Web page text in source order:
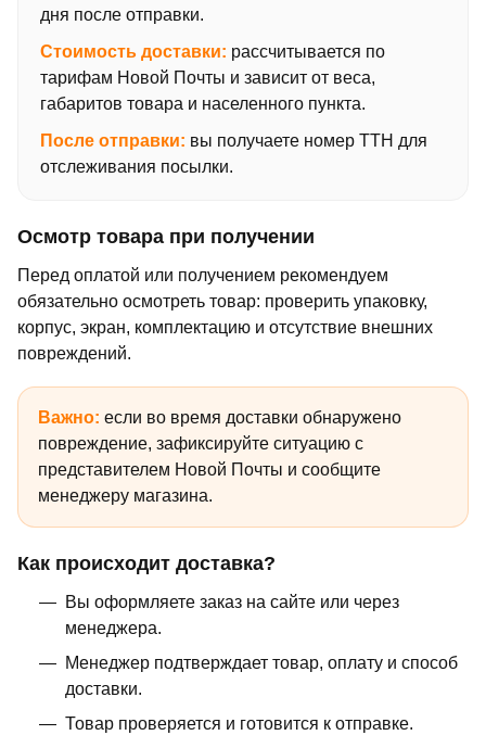
дня после отправки.
Стоимость доставки: рассчитывается по
тарифам Новой Почты и зависит от веса,
габаритов товара и населенного пункта.
После отправки: вы получаете номер ТТН для
отслеживания посылки.
Осмотр товара при получении
Перед оплатой или получением рекомендуем
обязательно осмотреть товар: проверить упаковку,
корпус, экран, комплектацию и отсутствие внешних
повреждений.
Важно: если во время доставки обнаружено
повреждение, зафиксируйте ситуацию с
представителем Новой Почты и сообщите
менеджеру магазина.
Как происходит доставка?
Вы оформляете заказ на сайте или через
менеджера.
Менеджер подтверждает товар, оплату и способ
доставки.
Товар проверяется и готовится к отправке.